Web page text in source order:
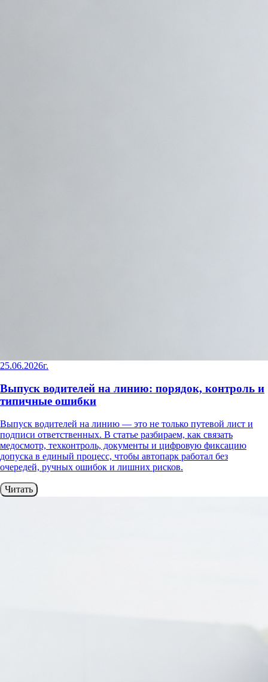
25.06.2026г.
Выпуск водителей на линию: порядок, контроль и
типичные ошибки
Выпуск водителей на линию — это не только путевой лист и
подписи ответственных. В статье разбираем, как связать
медосмотр, техконтроль, документы и цифровую фиксацию
допуска в единый процесс, чтобы автопарк работал без
очередей, ручных ошибок и лишних рисков.
Читать